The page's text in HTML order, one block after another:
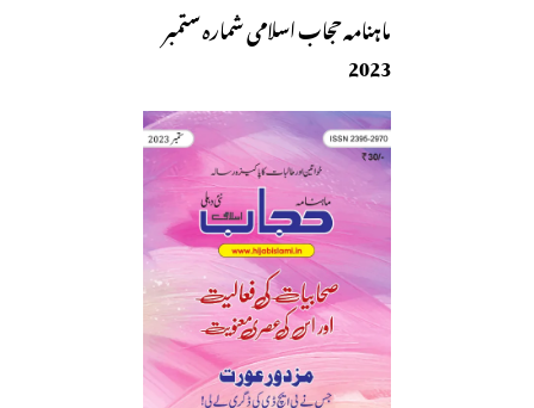
ماہنامہ حجاب اسلامی شمارہ ستمبر
2023